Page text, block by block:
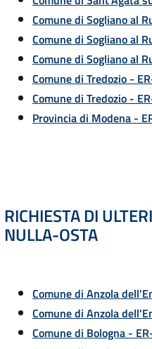
Comune di Sogliano al
Comune di Sogliano al
Comune di Sogliano al
Comune di Tredozio -
Comune di Tredozio -
Provincia di Modena -
RICHIESTA DI
NULLA-OSTA
Comune di Anzola
Comune di Anzola
Comune di Bologna -